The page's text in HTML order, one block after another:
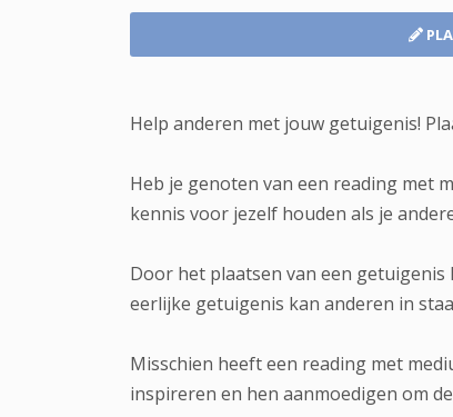
Help anderen met jouw getuigenis!
Heb je genoten van een reading met
kennis voor jezelf houden als je
Door het plaatsen van een getuigenis
eerlijke getuigenis kan anderen in
Misschien heeft een reading met
inspireren en hen aanmoedigen om